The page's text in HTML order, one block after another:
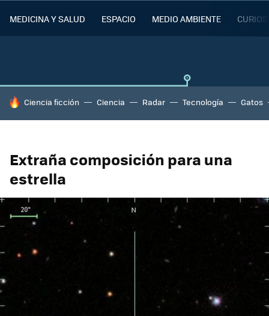
MEDICINA Y SALUD ESPACIO MEDIO AMBIENTE
HOY SE HABLA DE
Ciencia ficción Ciencia Radar Tecnología Gatos
Extraña composición para una
estrella